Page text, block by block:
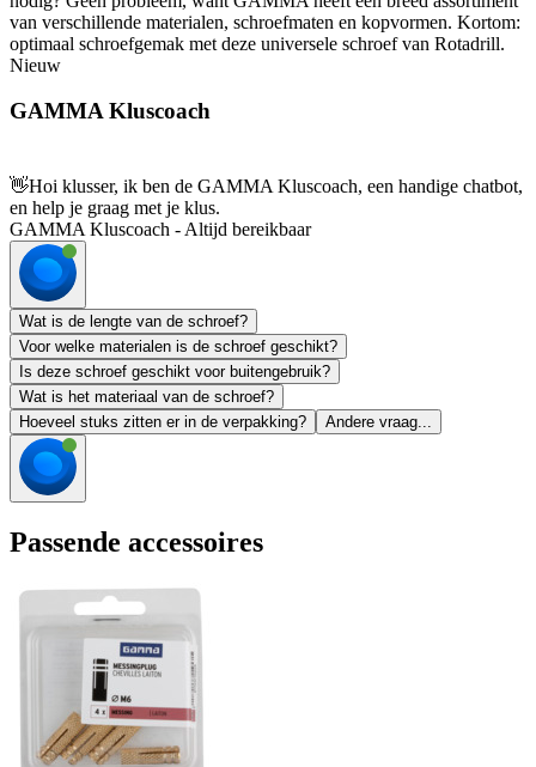
van verschillende materialen, schroefmaten en kopvormen. Kortom:
optimaal schroefgemak met deze universele schroef van Rotadrill.
Nieuw
GAMMA Kluscoach
👋Hoi klusser, ik ben de GAMMA Kluscoach, een handige chatbot,
en help je graag met je klus.
GAMMA Kluscoach - Altijd bereikbaar
Wat is de lengte van de schroef?
Voor welke materialen is de schroef geschikt?
Is deze schroef geschikt voor buitengebruik?
Wat is het materiaal van de schroef?
Hoeveel stuks zitten er in de verpakking?
Andere vraag...
Passende accessoires